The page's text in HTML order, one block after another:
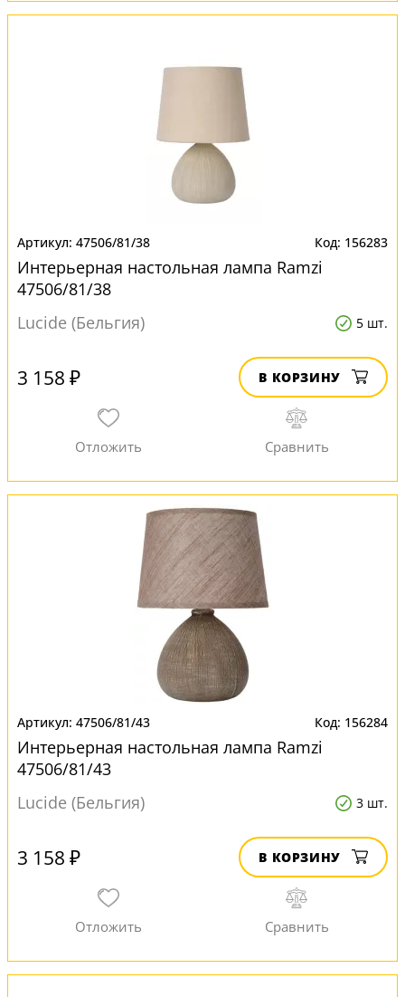
47506/81/38 156283
Интерьерная настольная лампа Ramzi
47506/81/38
Lucide (Бельгия)
5 шт.
3 158 ₽ В КОРЗИНУ
47506/81/43 156284
Интерьерная настольная лампа Ramzi
47506/81/43
Lucide (Бельгия)
3 шт.
3 158 ₽ В КОРЗИНУ